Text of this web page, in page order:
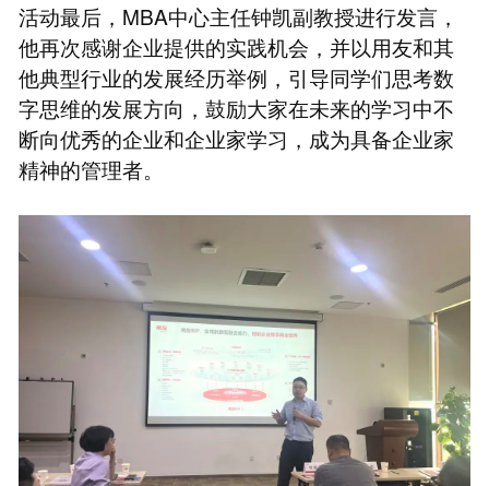
活动最后，MBA中心主任钟凯副教授进行发言，
他再次感谢企业提供的实践机会，并以用友和其
他典型行业的发展经历举例，引导同学们思考数
字思维的发展方向，鼓励大家在未来的学习中不
断向优秀的企业和企业家学习，成为具备企业家
精神的管理者。